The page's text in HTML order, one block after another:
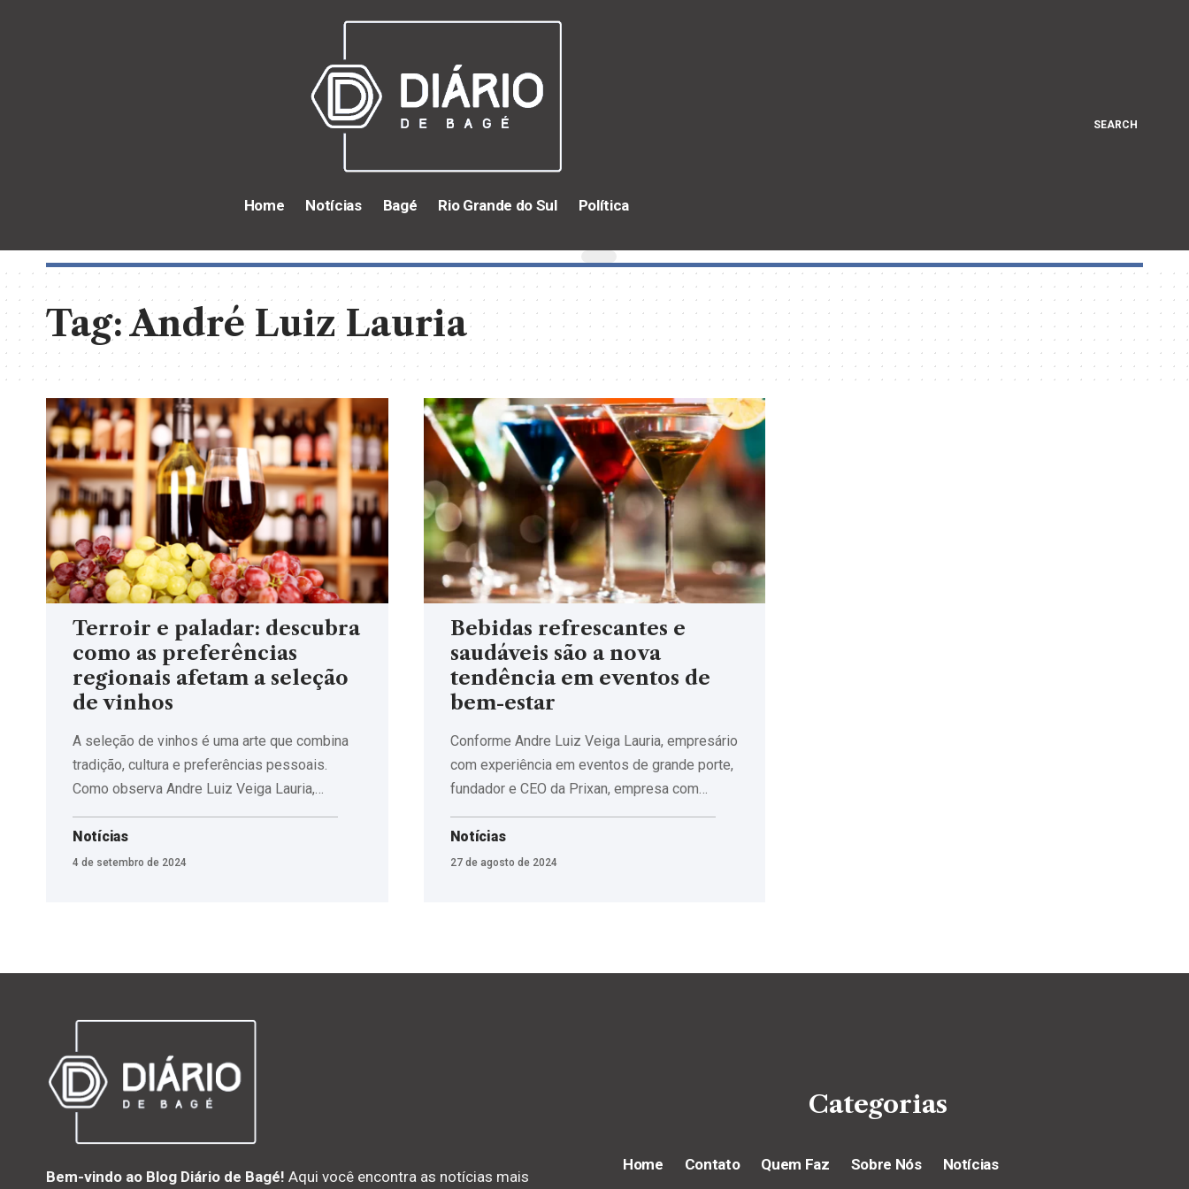
Home Notícias Bagé Rio Grande do Sul Política
SEARCH
Tag:André Luiz Lauria
Terroir e paladar: descubra
como as preferências
regionais afetam a seleção
de vinhos
A seleção de vinhos é uma arte que combina
tradição, cultura e preferências pessoais.
Como observa Andre Luiz Veiga Lauria,…
Notícias
4 de setembro de 2024
Bebidas refrescantes e
saudáveis são a nova
tendência em eventos de
bem-estar
Conforme Andre Luiz Veiga Lauria, empresário
com experiência em eventos de grande porte,
fundador e CEO da Prixan, empresa com…
Notícias
27 de agosto de 2024
Bem-vindo ao Blog Diário de Bagé! Aqui você encontra as notícias mais
Categorias
Home Contato Quem Faz Sobre Nós Notícias